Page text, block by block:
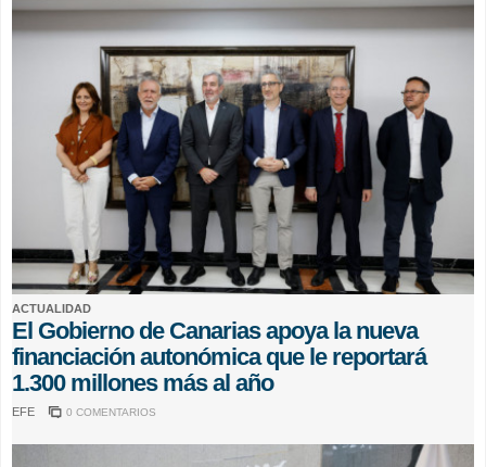
ACTUALIDAD
El Gobierno de Canarias apoya la nueva
financiación autonómica que le reportará
1.300 millones más al año
EFE 0 COMENTARIOS